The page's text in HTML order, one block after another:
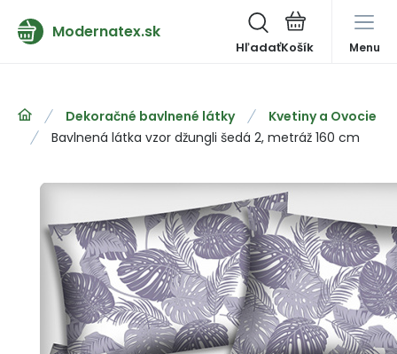
Modernatex.sk
Hľadať Menu
Dekoračné bavlnené látky
Kvetiny a Ovocie
Bavlnená látka vzor džungli šedá 2, metráž 160 cm